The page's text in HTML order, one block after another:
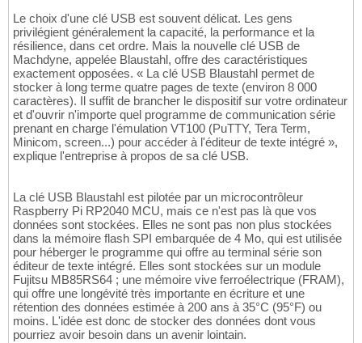
Le choix d'une clé USB est souvent délicat. Les gens
privilégient généralement la capacité, la performance et la
résilience, dans cet ordre. Mais la nouvelle clé USB de
Machdyne, appelée Blaustahl, offre des caractéristiques
exactement opposées. « La clé USB Blaustahl permet de
stocker à long terme quatre pages de texte (environ 8 000
caractères). Il suffit de brancher le dispositif sur votre ordinateur
et d'ouvrir n'importe quel programme de communication série
prenant en charge l'émulation VT100 (PuTTY, Tera Term,
Minicom, screen...) pour accéder à l'éditeur de texte intégré »,
explique l'entreprise à propos de sa clé USB.
La clé USB Blaustahl est pilotée par un microcontrôleur
Raspberry Pi RP2040 MCU, mais ce n'est pas là que vos
données sont stockées. Elles ne sont pas non plus stockées
dans la mémoire flash SPI embarquée de 4 Mo, qui est utilisée
pour héberger le programme qui offre au terminal série son
éditeur de texte intégré. Elles sont stockées sur un module
Fujitsu MB85RS64 ; une mémoire vive ferroélectrique (FRAM),
qui offre une longévité très importante en écriture et une
rétention des données estimée à 200 ans à 35°C (95°F) ou
moins. L'idée est donc de stocker des données dont vous
pourriez avoir besoin dans un avenir lointain.